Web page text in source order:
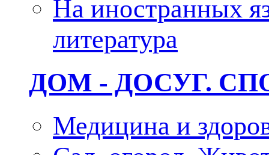
На иностранных
литература
ДОМ - ДОСУГ.
Медицина и